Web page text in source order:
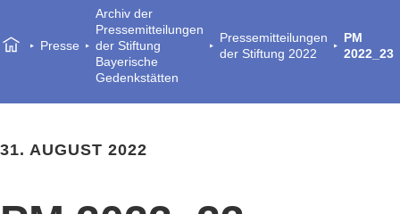
Presse
Archiv der
Pressemitteilungen
der Stiftung
Bayerische
Gedenkstätten
Pressemitteilungen
der Stiftung 2022
PM
2022_23
31. AUGUST 2022